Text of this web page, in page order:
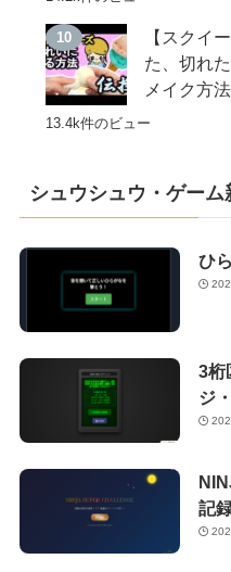
【スクイ
た、切れ
メイク方
13.4k件のビュー
シュウシュウ・ゲーム
ひ
3桁
ジ
記